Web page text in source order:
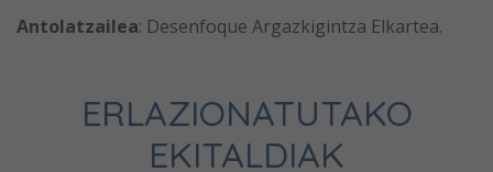
Antolatzailea: Desenfoque Argazkigintza Elkartea.
ERLAZIONATUTAKO
EKITALDIAK